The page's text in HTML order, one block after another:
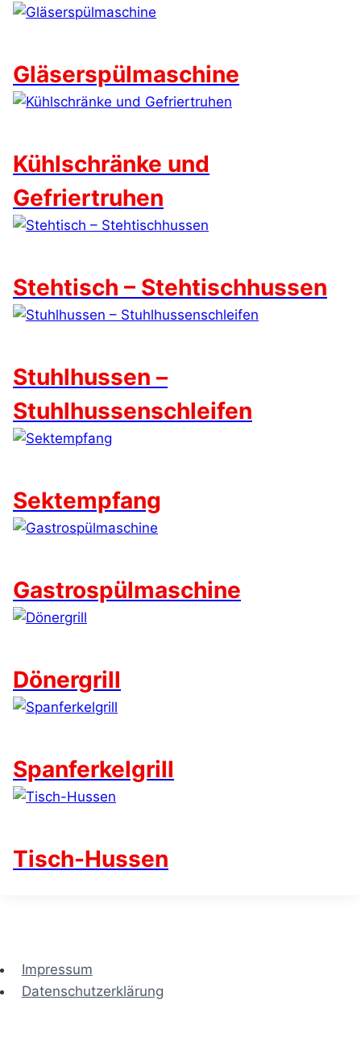
Gläserspülmaschine
Kühlschränke und
Gefriertruhen
Stehtisch – Stehtischhussen
Stuhlhussen –
Stuhlhussenschleifen
Sektempfang
Gastrospülmaschine
Dönergrill
Spanferkelgrill
Tisch-Hussen
Impressum
Datenschutzerklärung